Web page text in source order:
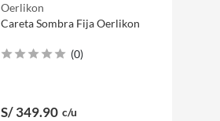
Oerlikon
Careta Sombra Fija Oerlikon
(0)
S/ 349.90 c/u